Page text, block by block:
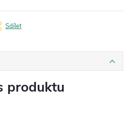
Sdílet
produktu